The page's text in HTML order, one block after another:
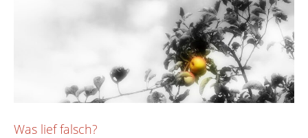
Was lief falsch?